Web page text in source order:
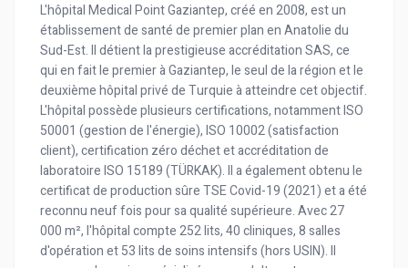
L'hôpital Medical Point Gaziantep, créé en 2008, est un
établissement de santé de premier plan en Anatolie du
Sud-Est. Il détient la prestigieuse accréditation SAS, ce
qui en fait le premier à Gaziantep, le seul de la région et le
deuxième hôpital privé de Turquie à atteindre cet objectif.
L'hôpital possède plusieurs certifications, notamment ISO
50001 (gestion de l'énergie), ISO 10002 (satisfaction
client), certification zéro déchet et accréditation de
laboratoire ISO 15189 (TÜRKAK). Il a également obtenu le
certificat de production sûre TSE Covid-19 (2021) et a été
reconnu neuf fois pour sa qualité supérieure. Avec 27
000 m², l'hôpital compte 252 lits, 40 cliniques, 8 salles
d'opération et 53 lits de soins intensifs (hors USIN). Il